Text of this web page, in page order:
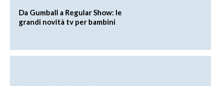
Da Gumball a Regular Show: le
grandi novità tv per bambini